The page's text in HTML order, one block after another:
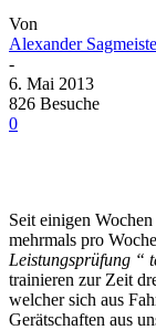
Von
Alexander
-
6. Mai 2013
826 Besuche
0
Seit einigen
mehrmals pro
Leistungsprüfung “
trainieren zur Zeit
welcher sich aus
Gerätschaften aus